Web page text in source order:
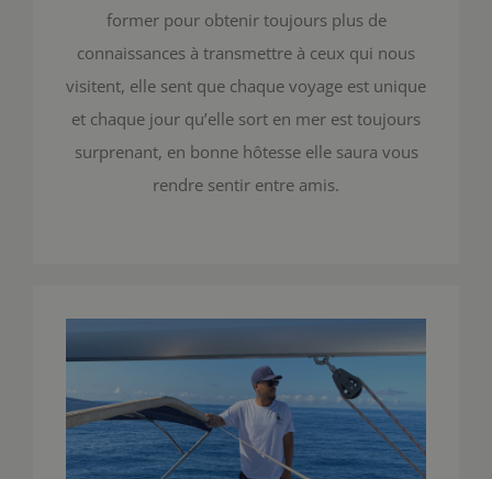
former pour obtenir toujours plus de
connaissances à transmettre à ceux qui nous
visitent, elle sent que chaque voyage est unique
et chaque jour qu’elle sort en mer est toujours
surprenant, en bonne hôtesse elle saura vous
rendre sentir entre amis.